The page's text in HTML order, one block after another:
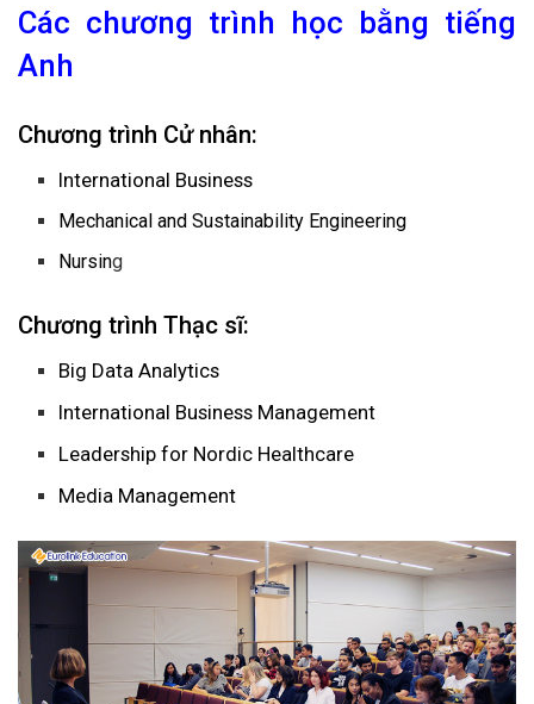
Các chương trình học bằng tiếng
Anh
Chương trình Cử nhân:
International Business
Mechanical and Sustainability Engineering
Nursing
Chương trình Thạc sĩ:
Big Data Analytics
International Business Management
Leadership for Nordic Healthcare
Media Management